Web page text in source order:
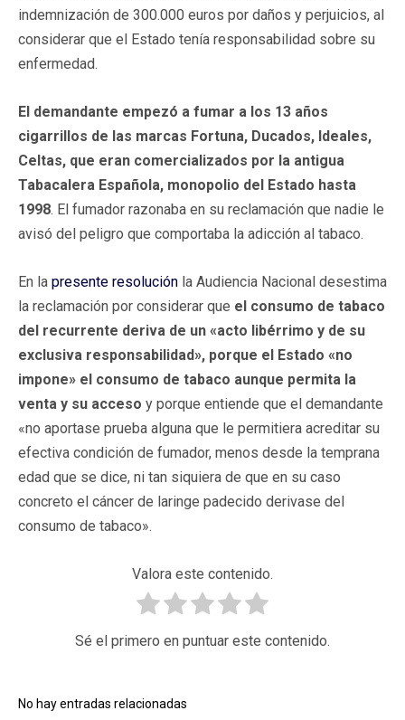
indemnización de 300.000 euros por daños y perjuicios, al
considerar que el Estado tenía responsabilidad sobre su
enfermedad.
El demandante empezó a fumar a los 13 años
cigarrillos de las marcas Fortuna, Ducados, Ideales,
Celtas, que eran comercializados por la antigua
Tabacalera Española, monopolio del Estado hasta
1998. El fumador razonaba en su reclamación que nadie le
avisó del peligro que comportaba la adicción al tabaco.
En la presente resolución la Audiencia Nacional desestima
la reclamación por considerar que el consumo de tabaco
del recurrente deriva de un «acto libérrimo y de su
exclusiva responsabilidad», porque el Estado «no
impone» el consumo de tabaco aunque permita la
venta y su acceso y porque entiende que el demandante
«no aportase prueba alguna que le permitiera acreditar su
efectiva condición de fumador, menos desde la temprana
edad que se dice, ni tan siquiera de que en su caso
concreto el cáncer de laringe padecido derivase del
consumo de tabaco».
Valora este contenido.
Sé el primero en puntuar este contenido.
No hay entradas relacionadas